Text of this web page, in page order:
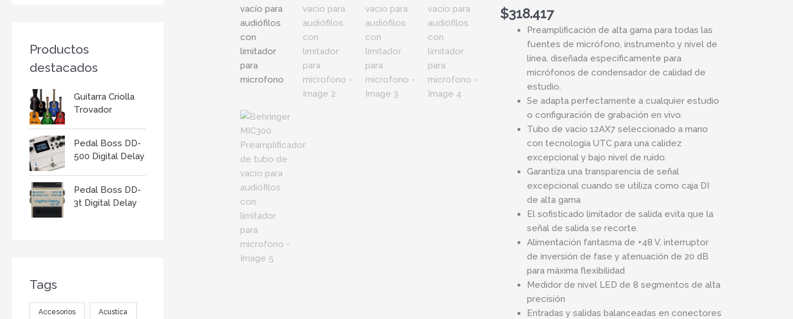
Productos
destacados
Guitarra Criolla
Trovador
Pedal Boss DD-
500 Digital Delay
Pedal Boss DD-
3t Digital Delay
Tags
Accesorios Acustica
$318.417
Preamplificación de alta gama para todas las
fuentes de micrófono, instrumento y nivel de
línea, diseñada específicamente para
micrófonos de condensador de calidad de
estudio.
Se adapta perfectamente a cualquier estudio
o configuración de grabación en vivo.
Tubo de vacío 12AX7 seleccionado a mano
con tecnología UTC para una calidez
excepcional y bajo nivel de ruido.
Garantiza una transparencia de señal
excepcional cuando se utiliza como caja DI
de alta gama
El sofisticado limitador de salida evita que la
señal de salida se recorte.
Alimentación fantasma de +48 V, interruptor
de inversión de fase y atenuación de 20 dB
para máxima flexibilidad
Medidor de nivel LED de 8 segmentos de alta
precisión
Entradas y salidas balanceadas en conectores
para
audiófilos
limitador
microfono
cantidad